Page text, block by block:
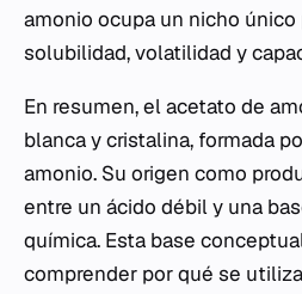
amonio ocupa un nicho
solubilidad, volatilidad y
En resumen, el acetato de
blanca y cristalina, formada
amonio. Su origen como
entre un ácido débil y una
química. Esta base
comprender por qué se